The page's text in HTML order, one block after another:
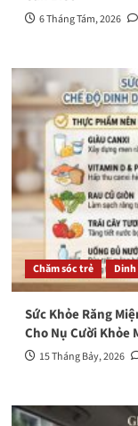
6 Tháng Tám, 2026
Chăm sóc trẻ
Sức Khỏe Răng
Cho Nụ Cười Khỏe
15 Tháng Bảy, 2026